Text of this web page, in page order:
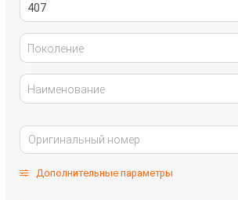
407
Поколение
Наименование
Дополнительные параметры